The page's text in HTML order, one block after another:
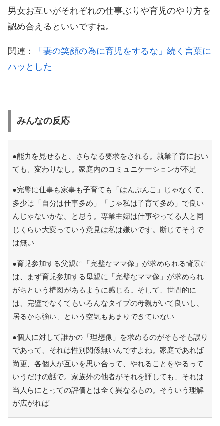
男女お互いがそれぞれの仕事ぶりや育児のやり方を
認め合えるといいですね。
関連：
「妻の笑顔の為に育児をするな」続く言葉に
ハッとした
みんなの反応
●能力を見せると、さらなる要求をされる。就業子育におい
ても、変わりなし。家庭内のコミュニケーションが不足
●完璧に仕事も家事も子育ても「はんぶんこ」じゃなくて、
多少は「自分は仕事多め」「じゃ私は子育て多め」で良い
んじゃないかな。と思う。専業主婦は仕事やってる人と同
じくらい大変っていう意見は私は嫌いです。断じてそうで
は無い
●育児参加する父親に「完璧なママ像」が求められる背景に
は、まず育児参加する母親に「完璧なママ像」が求められ
がちという構図があるように感じる。そして、世間的に
は、完璧でなくてもいろんなタイプの母親がいて良いし、
居るから強い、という空気もあまりできていない
●個人に対して誰かの「理想像」を求めるのがそもそも誤り
であって、それは性別関係無いんですよね。家庭であれば
尚更、各個人が互いを思い合って、やれることをやるって
いうだけの話で。家族外の他者がそれを評しても、それは
当人らにとっての評価とは全く異なるもの。そういう理解
が広がれば